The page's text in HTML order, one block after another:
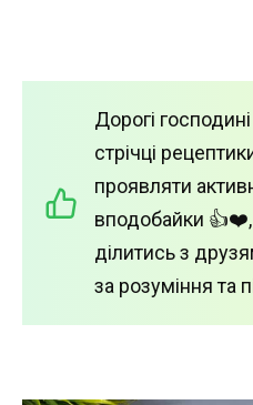
Дорогі
стрічці
проявляти
вподобайки 👍❤️,
ділитись з
за розуміння та